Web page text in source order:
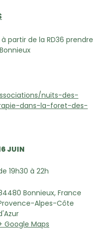
partir de la RD36 prendre
nuits-des-
dans-la-foret-des-
JUIN
19h30 à 22h
Bonnieux, France
Alpes-Côte
Google Maps